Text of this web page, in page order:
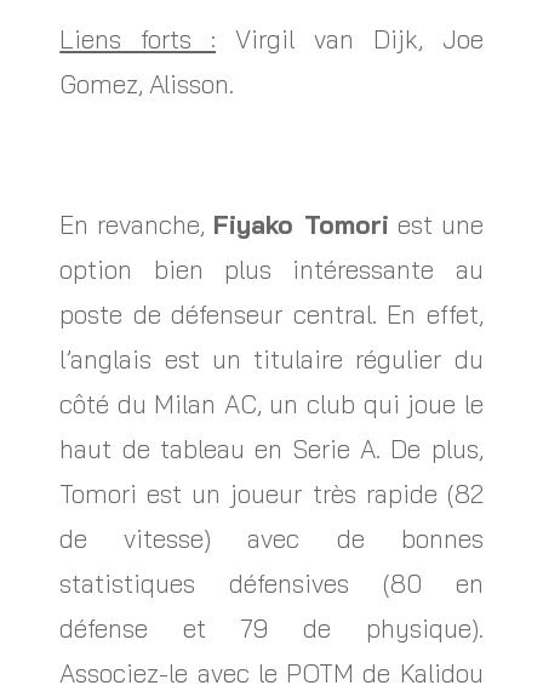
Liens forts : Virgil van Dijk, Joe
Gomez, Alisson.
En revanche, Fiyako Tomori est une
option bien plus intéressante au
poste de défenseur central. En effet,
l’anglais est un titulaire régulier du
côté du Milan AC, un club qui joue le
haut de tableau en Serie A. De plus,
Tomori est un joueur très rapide (82
de vitesse) avec de bonnes
statistiques défensives (80 en
défense et 79 de physique).
Associez-le avec le POTM de Kalidou